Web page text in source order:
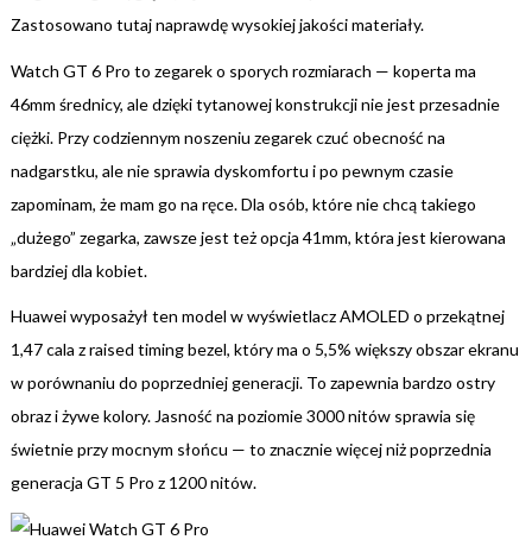
Zastosowano tutaj naprawdę wysokiej jakości materiały.
Watch GT 6 Pro to zegarek o sporych rozmiarach — koperta ma
46mm średnicy, ale dzięki tytanowej konstrukcji nie jest przesadnie
ciężki. Przy codziennym noszeniu zegarek czuć obecność na
nadgarstku, ale nie sprawia dyskomfortu i po pewnym czasie
zapominam, że mam go na ręce. Dla osób, które nie chcą takiego
„dużego” zegarka, zawsze jest też opcja 41mm, która jest kierowana
bardziej dla kobiet.
Huawei wyposażył ten model w wyświetlacz AMOLED o przekątnej
1,47 cala z raised timing bezel, który ma o 5,5% większy obszar ekranu
w porównaniu do poprzedniej generacji. To zapewnia bardzo ostry
obraz i żywe kolory. Jasność na poziomie 3000 nitów sprawia się
świetnie przy mocnym słońcu — to znacznie więcej niż poprzednia
generacja GT 5 Pro z 1200 nitów.